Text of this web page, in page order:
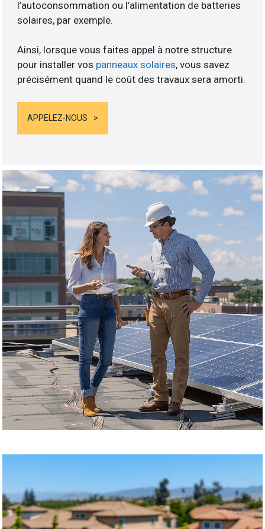
l’autoconsommation ou l’alimentation de batteries
solaires, par exemple.
Ainsi, lorsque vous faites appel à notre structure
pour installer vos panneaux solaires, vous savez
précisément quand le coût des travaux sera amorti.
APPELEZ-NOUS